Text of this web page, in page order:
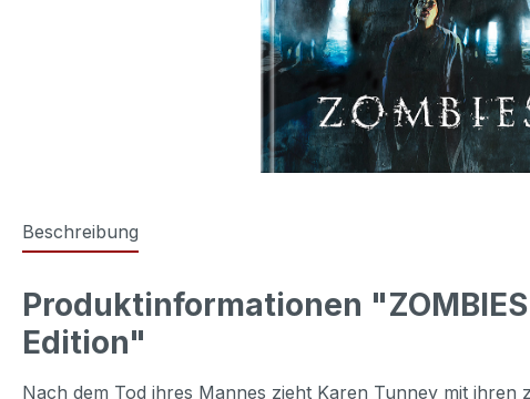
Beschreibung
Produktinformationen
Edition"
Nach dem Tod ihres Mannes zieht Karen Tunney mit